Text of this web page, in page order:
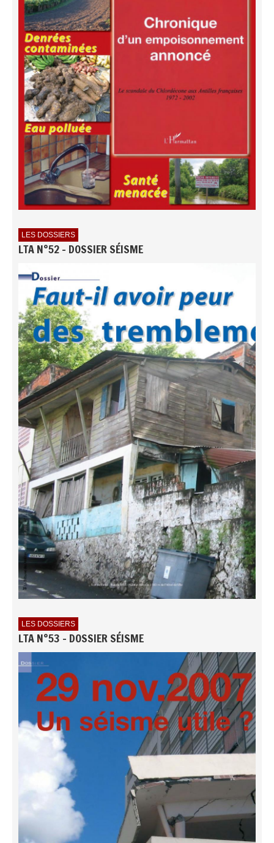
LES DOSSIERS
LTA N°52 - DOSSIER SÉISME
LES DOSSIERS
LTA N°53 - DOSSIER SÉISME